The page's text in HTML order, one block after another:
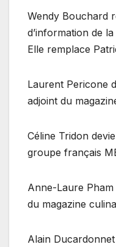
Wendy Bouchard
d’information de
Elle remplace
Laurent Pericone
adjoint du
Céline Tridon
groupe français
Anne-Laure
du magazine
Alain